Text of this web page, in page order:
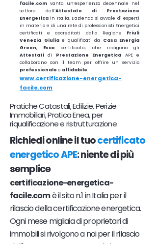
facile.com vanta un’esperienza decennale nel
settore dell’Attestato di Prestazione
Energetica in Italia. L’azienda si avvale di esperti
in materia e di una rete di professionisti Energetici
certificati e accreditati dalla Regione Friuli
Venezia Giuliae qualificati da
Casa Energia
Green, Escocertificata, che redigono gli
Attestatidi Prestazione Energetica APE e
collaborano con il team per offrire un servizio
professionale e affidabile.
www.certificazione-energetica-
facile.com
Pratiche Catastali, Edilizie, Perizie
Immobiliari, Pratica Enea, per
riqualificazione e ristrutturazione
Richiedi online il tuocertificato
energetico APE: niente di più
semplice
certificazione-energetica-
facile.comè il sito n.1 in Italia per il
rilascio della certificazione energetica.
Ogni mese migliaia di proprietari di
immobili si rivolgono a noi per il rilascio